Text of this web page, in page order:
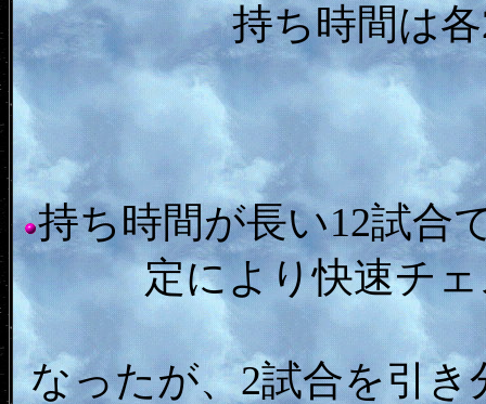
持ち時間は
持ち時間が長い12試合
定により快速チ
なったが、2試合を引